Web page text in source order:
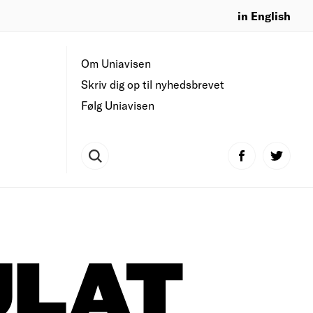
in English
Om Uniavisen
Skriv dig op til nyhedsbrevet
Følg Uniavisen